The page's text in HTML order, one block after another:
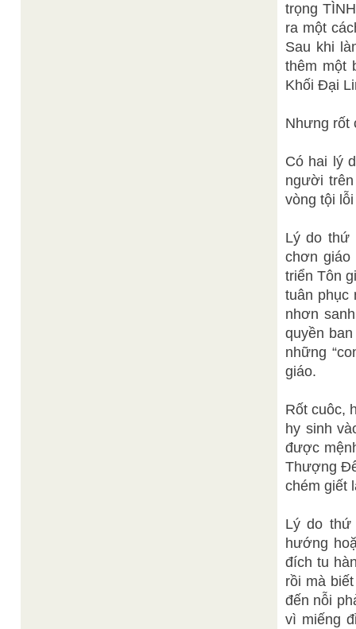
trọng
ra một
Sau khi
thêm một
Khối Đại
Nhưng rốt
Có hai lý
người
vòng tội
Lý do thứ
chơn giáo
triển Tôn
tuân phục
nhơn
quyền
những
giáo.
Rốt cuôc,
hy sinh
được
Thượng
chém giết
Lý do thứ
hướng
đích tu
rồi mà
đến nỗi
vì miếng